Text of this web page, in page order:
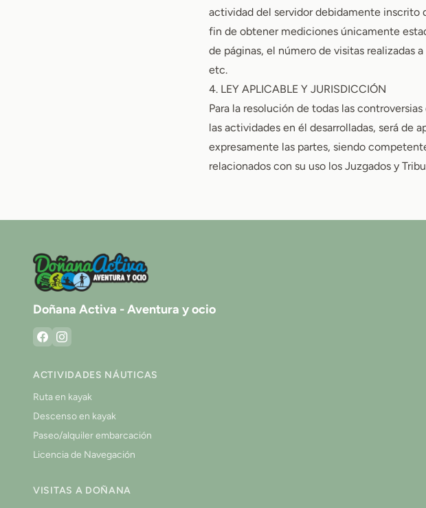
actividad del servidor debidamente inscrito
fin de obtener mediciones únicamente
de páginas, el número de visitas realizadas
etc.
4. LEY APLICABLE Y JURISDICCIÓN
Para la resolución de todas las
las actividades en él desarrolladas, será de
expresamente las partes, siendo
relacionados con su uso los Juzgados y
Doñana Activa - Aventura y ocio
ACTIVIDADES NÁUTICAS
Ruta en kayak
Descenso en kayak
Paseo/alquiler embarcación
Licencia de Navegación
VISITAS A DOÑANA